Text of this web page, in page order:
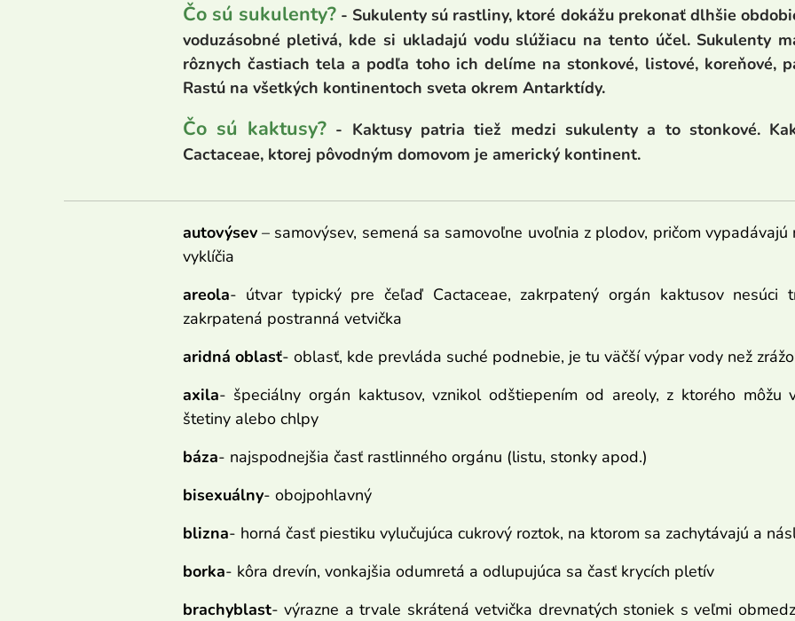
Čo sú sukulenty? - Sukulenty sú rastliny, ktoré dokážu prekonať dlhšie
voduzásobné pletivá, kde si ukladajú vodu slúžiacu na tento účel. Sukulenty
rôznych častiach tela a podľa toho ich delíme na stonkové, listové, koreňové,
Rastú na všetkých kontinentoch sveta okrem Antarktídy.
Čo sú kaktusy? - Kaktusy patria tiež medzi sukulenty a to stonkové.
Cactaceae, ktorej pôvodným domovom je americký kontinent.
autovýsev– samovýsev, semená sa samovoľne uvoľnia z plodov, pričom
vyklíčia
areola- útvar typický pre čeľaď Cactaceae, zakrpatený orgán kaktusov nesúci
zakrpatená postranná vetvička
aridná oblasť- oblasť, kde prevláda suché podnebie, je tu väčší výpar vody než
axila- špeciálny orgán kaktusov, vznikol odštiepením od areoly, z ktorého môžu
štetiny alebo chlpy
báza- najspodnejšia časť rastlinného orgánu (listu, stonky apod.)
bisexuálny- obojpohlavný
blizna- horná časť piestiku vylučujúca cukrový roztok, na ktorom sa zachytávajú a
borka- kôra drevín, vonkajšia odumretá a odlupujúca sa časť krycích pletív
brachyblast- výrazne a trvale skrátená vetvička drevnatých stoniek s veľmi